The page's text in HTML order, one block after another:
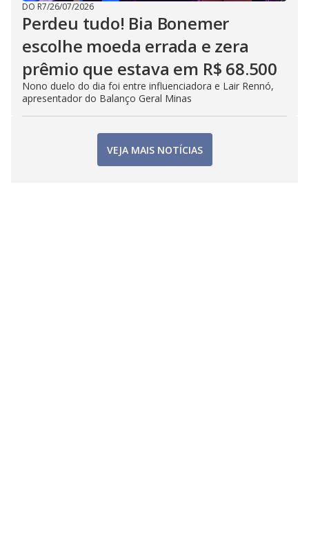
DO R7/26/07/2026
Perdeu tudo! Bia Bonemer
escolhe moeda errada e zera
prêmio que estava em R$ 68.500
Nono duelo do dia foi entre influenciadora e Lair Rennó,
apresentador do Balanço Geral Minas
VEJA MAIS NOTÍCIAS